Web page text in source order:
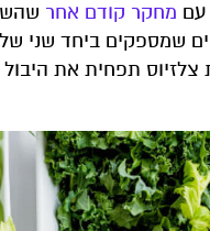
עם מחקר קודם אחר
שמספקים ביחד שני